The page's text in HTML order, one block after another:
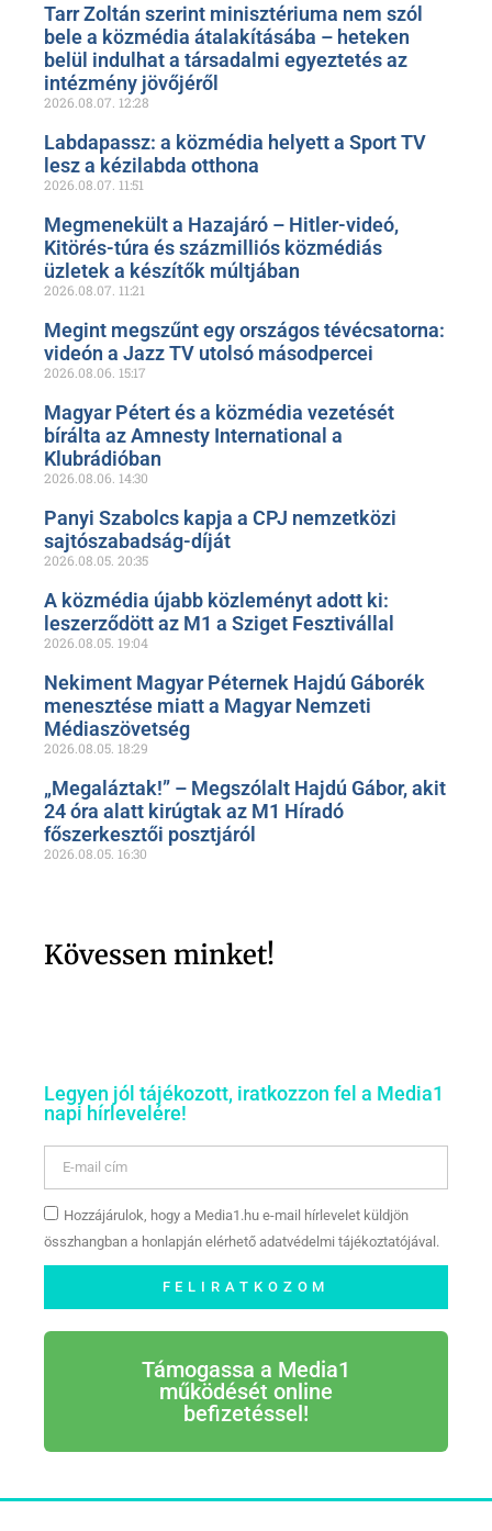
Tarr Zoltán szerint minisztériuma nem szól
bele a közmédia átalakításába – heteken
belül indulhat a társadalmi egyeztetés az
intézmény jövőjéről
2026.08.07. 12:28
Labdapassz: a közmédia helyett a Sport TV
lesz a kézilabda otthona
2026.08.07. 11:51
Megmenekült a Hazajáró – Hitler-videó,
Kitörés-túra és százmilliós közmédiás
üzletek a készítők múltjában
2026.08.07. 11:21
Megint megszűnt egy országos tévécsatorna:
videón a Jazz TV utolsó másodpercei
2026.08.06. 15:17
Magyar Pétert és a közmédia vezetését
bírálta az Amnesty International a
Klubrádióban
2026.08.06. 14:30
Panyi Szabolcs kapja a CPJ nemzetközi
sajtószabadság-díját
2026.08.05. 20:35
A közmédia újabb közleményt adott ki:
leszerződött az M1 a Sziget Fesztivállal
2026.08.05. 19:04
Nekiment Magyar Péternek Hajdú Gáborék
menesztése miatt a Magyar Nemzeti
Médiaszövetség
2026.08.05. 18:29
„Megaláztak!” – Megszólalt Hajdú Gábor, akit
24 óra alatt kirúgtak az M1 Híradó
főszerkesztői posztjáról
2026.08.05. 16:30
Kövessen minket!
Legyen jól tájékozott, iratkozzon fel a Media1
napi hírlevelére!
Hozzájárulok, hogy a Media1.hu e-mail hírlevelet küldjön
összhangban a honlapján elérhető adatvédelmi tájékoztatójával.
FELIRATKOZOM
Támogassa a Media1
működését online
befizetéssel!